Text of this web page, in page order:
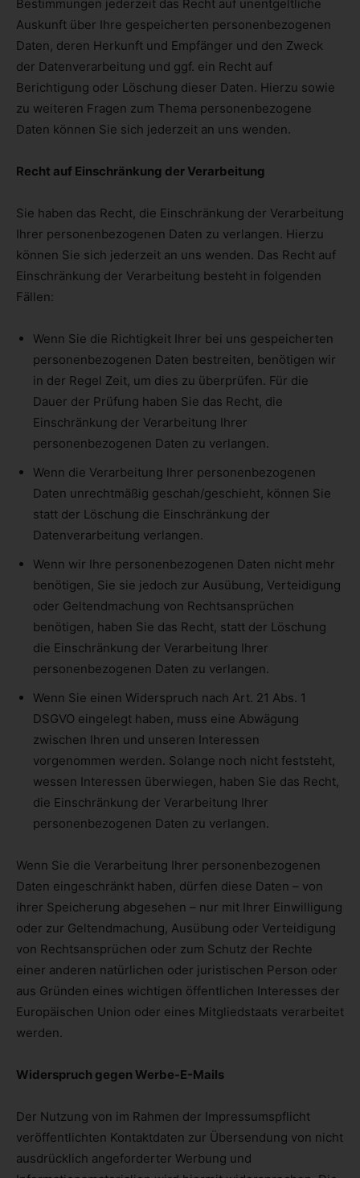
Bestimmungen jederzeit das Recht auf unentgeltliche
Auskunft über Ihre gespeicherten personenbezogenen
Daten, deren Herkunft und Empfänger und den Zweck
der Datenverarbeitung und ggf. ein Recht auf
Berichtigung oder Löschung dieser Daten. Hierzu sowie
zu weiteren Fragen zum Thema personenbezogene
Daten können Sie sich jederzeit an uns wenden.
Recht auf Einschränkung der Verarbeitung
Sie haben das Recht, die Einschränkung der Verarbeitung
Ihrer personenbezogenen Daten zu verlangen. Hierzu
können Sie sich jederzeit an uns wenden. Das Recht auf
Einschränkung der Verarbeitung besteht in folgenden
Fällen:
Wenn Sie die Richtigkeit Ihrer bei uns gespeicherten
personenbezogenen Daten bestreiten, benötigen wir
in der Regel Zeit, um dies zu überprüfen. Für die
Dauer der Prüfung haben Sie das Recht, die
Einschränkung der Verarbeitung Ihrer
personenbezogenen Daten zu verlangen.
Wenn die Verarbeitung Ihrer personenbezogenen
Daten unrechtmäßig geschah/geschieht, können Sie
statt der Löschung die Einschränkung der
Datenverarbeitung verlangen.
Wenn wir Ihre personenbezogenen Daten nicht mehr
benötigen, Sie sie jedoch zur Ausübung, Verteidigung
oder Geltendmachung von Rechtsansprüchen
benötigen, haben Sie das Recht, statt der Löschung
die Einschränkung der Verarbeitung Ihrer
personenbezogenen Daten zu verlangen.
Wenn Sie einen Widerspruch nach Art. 21 Abs. 1
DSGVO eingelegt haben, muss eine Abwägung
zwischen Ihren und unseren Interessen
vorgenommen werden. Solange noch nicht feststeht,
wessen Interessen überwiegen, haben Sie das Recht,
die Einschränkung der Verarbeitung Ihrer
personenbezogenen Daten zu verlangen.
Wenn Sie die Verarbeitung Ihrer personenbezogenen
Daten eingeschränkt haben, dürfen diese Daten – von
ihrer Speicherung abgesehen – nur mit Ihrer Einwilligung
oder zur Geltendmachung, Ausübung oder Verteidigung
von Rechtsansprüchen oder zum Schutz der Rechte
einer anderen natürlichen oder juristischen Person oder
aus Gründen eines wichtigen öffentlichen Interesses der
Europäischen Union oder eines Mitgliedstaats verarbeitet
werden.
Widerspruch gegen Werbe-E-Mails
Der Nutzung von im Rahmen der Impressumspflicht
veröffentlichten Kontaktdaten zur Übersendung von nicht
ausdrücklich angeforderter Werbung und